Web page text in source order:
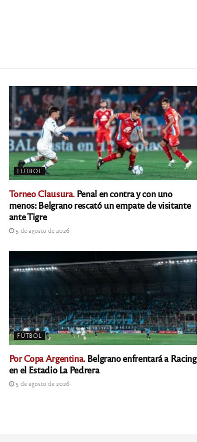
FÚTBOL
Torneo Clausura. Penal en contra y con uno
menos: Belgrano rescató un empate de visitante
ante Tigre
5 de agosto de 2026
FÚTBOL
Por Copa Argentina. Belgrano enfrentará a Racing
en el Estadio La Pedrera
5 de agosto de 2026